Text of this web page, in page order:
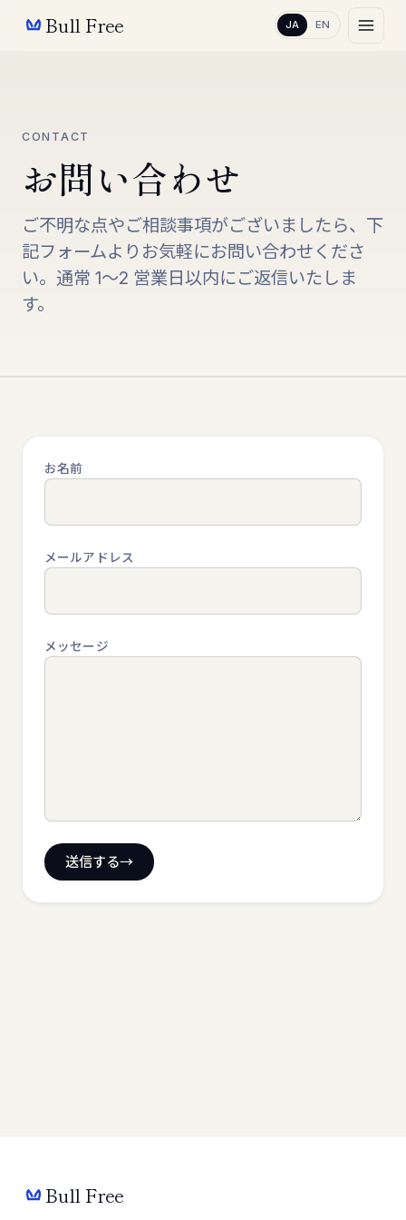
Bull Free JA EN
CONTACT
お問い合わせ
ご不明な点やご相談事項がございましたら、下
記フォームよりお気軽にお問い合わせくださ
い。通常 1〜2 営業日以内にご返信いたしま
す。
お名前
メールアドレス
メッセージ
送信する
Bull Free